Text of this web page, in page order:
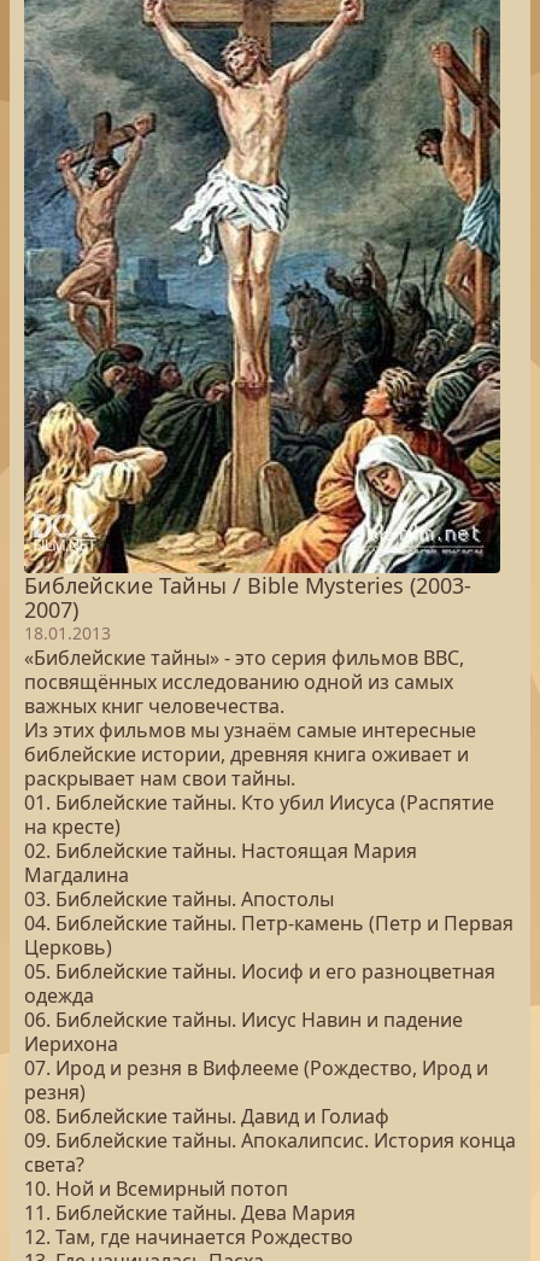
Библейские Тайны / Bible Mysteries (2003-
2007)
18.01.2013
«Библейские тайны» - это серия фильмов BBC,
посвящённых исследованию одной из самых
важных книг человечества.
Из этих фильмов мы узнаём самые интересные
библейские истории, древняя книга оживает и
раскрывает нам свои тайны.
01. Библейские тайны. Кто убил Иисуса (Распятие
на кресте)
02. Библейские тайны. Настоящая Мария
Магдалина
03. Библейские тайны. Апостолы
04. Библейские тайны. Петр-камень (Петр и Первая
Церковь)
05. Библейские тайны. Иосиф и его разноцветная
одежда
06. Библейские тайны. Иисус Навин и падение
Иерихона
07. Ирод и резня в Вифлееме (Рождество, Ирод и
резня)
08. Библейские тайны. Давид и Голиаф
09. Библейские тайны. Апокалипсис. История конца
света?
10. Ной и Всемирный потоп
11. Библейские тайны. Дева Мария
12. Там, где начинается Рождество